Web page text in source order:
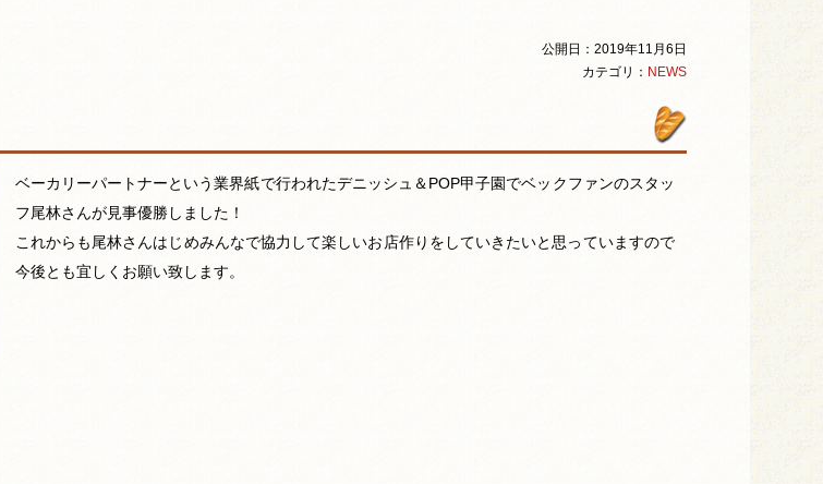
公開日：2019年11月6日
カテゴリ： NEWS
ベーカリーパートナーという業界紙で行われたデニッシュ＆POP甲子園でベックファンのスタッ
フ尾林さんが見事優勝しました！
これからも尾林さんはじめみんなで協力して楽しいお店作りをしていきたいと思っていますので
今後とも宜しくお願い致します。